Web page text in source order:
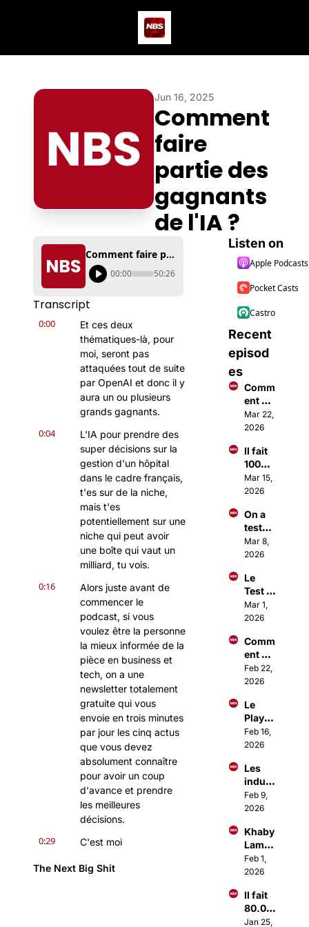
Jun 16, 2025
Comment
faire
partie des
gagnants
de l'IA ?
Comment faire partie des gagnants de l'IA ?
00:00 50:26
Transcript
0:00
Et ces deux
thématiques-là, pour
moi, seront pas
attaquées tout de suite
par OpenAI et donc il y
aura un ou plusieurs
grands gagnants.
0:04
L'IA pour prendre des
super décisions sur la
gestion d'un hôpital
dans le cadre français,
t'es sur de la niche,
mais t'es
potentiellement sur une
niche qui peut avoir
une boîte qui vaut un
milliard, tu vois.
0:16
Alors juste avant de
commencer le
podcast, si vous
voulez être la personne
la mieux informée de la
pièce en business et
tech, on a une
newsletter totalement
gratuite qui vous
envoie en trois minutes
par jour les cinq actus
que vous devez
absolument connaître
pour avoir un coup
d'avance et prendre
les meilleures
décisions.
0:29
C'est moi
rédige tous les jours. Il
The Next Big Shit
Listen on
Apple Podcasts
Pocket Casts
Castro
Recent
episod
es
Comm
ent
faire
des €
avec
Open
Claw ?
Mar 22,
2026
Il fait
100M$
à 18
ans
à une
applic
ation
Mar 15,
2026
On a
testé
Open
Claw
totale
ment
fou)
Mar 8,
2026
Le
Test
Sangu
in
tout
Paris
parle
Mar 1,
2026
Comm
ent
Investi
r
e les
1% ?
Feb 22,
2026
Le
Playb
ook
d'Ous
Amma
r pour
lancer
des
ess à
+1M€
Feb 16,
2026
Les
indust
ries
qui
décoll
er en
2026
Feb 9,
2026
Khaby
Lame
vend
sa
1Mds$
Feb 1,
2026
Il fait
80.00
0€/mo
Jan 25,